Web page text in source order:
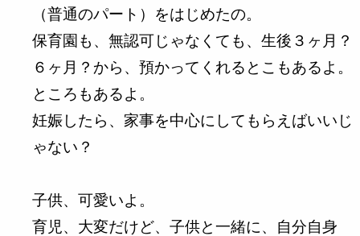
（普通のパート）をはじめたの。
保育園も、無認可じゃなくても、生後３ヶ月？
６ヶ月？から、預かってくれるとこもあるよ。
ところもあるよ。
妊娠したら、家事を中心にしてもらえばいいじ
ゃない？
子供、可愛いよ。
育児、大変だけど、子供と一緒に、自分自身